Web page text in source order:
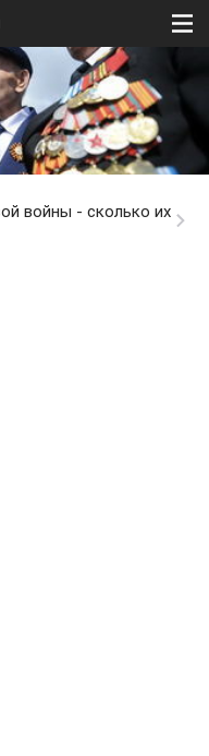
войны - сколько их